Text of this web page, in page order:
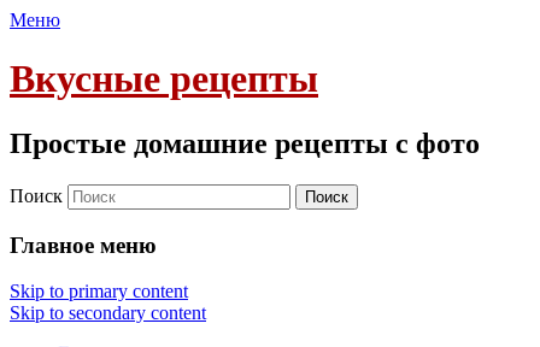
Меню
Вкусные рецепты
Простые домашние рецепты с фото
Поиск
Главное меню
Skip to primary content
Skip to secondary content